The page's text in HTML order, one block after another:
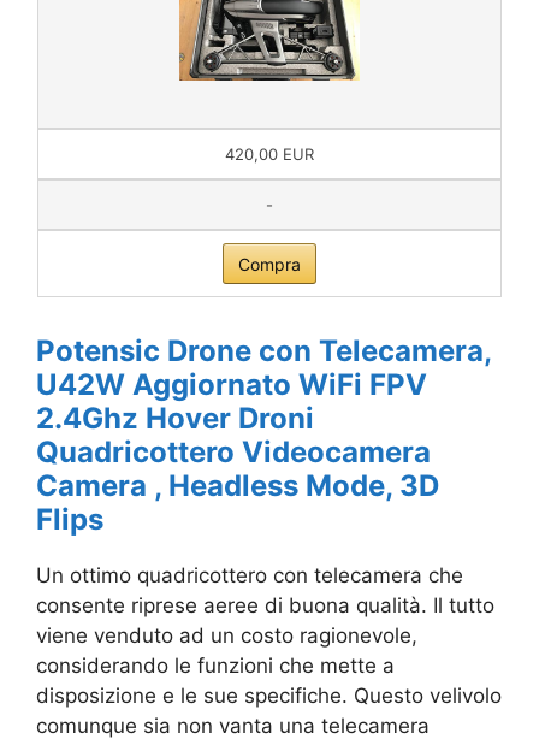
420,00 EUR
-
Compra
Potensic Drone con Telecamera,
U42W Aggiornato WiFi FPV
2.4Ghz Hover Droni
Quadricottero Videocamera
Camera , Headless Mode, 3D
Flips
Un ottimo quadricottero con telecamera che
consente riprese aeree di buona qualità. Il tutto
viene venduto ad un costo ragionevole,
considerando le funzioni che mette a
disposizione e le sue specifiche. Questo velivolo
comunque sia non vanta una telecamera